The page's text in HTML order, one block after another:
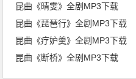
昆曲《晴雯》全剧MP3下载
昆曲《琵琶行》全剧MP3下载
昆曲《疗妒羹》全剧MP3下载
昆曲《断桥》全剧MP3下载